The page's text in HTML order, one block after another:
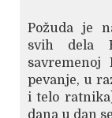
Požuda je
svih dela
pevanje, u
i telo
dana u dan